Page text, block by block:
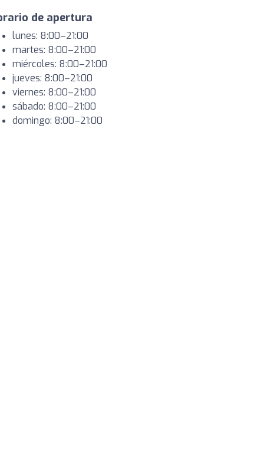
de apertura
lunes: 8:00–21:00
martes: 8:00–21:00
miércoles: 8:00–21:00
jueves: 8:00–21:00
viernes: 8:00–21:00
sábado: 8:00–21:00
domingo: 8:00–21:00